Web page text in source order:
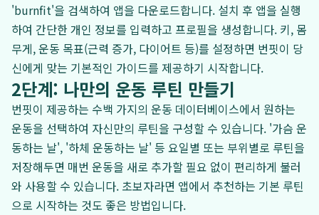
'burnfit'을 검색하여 앱을 다운로드합니다. 설치 후 앱을 실행
하여 간단한 개인 정보를 입력하고 프로필을 생성합니다. 키, 몸
무게, 운동 목표(근력 증가, 다이어트 등)를 설정하면 번핏이 당
신에게 맞는 기본적인 가이드를 제공하기 시작합니다.
2단계: 나만의 운동 루틴 만들기
번핏이 제공하는 수백 가지의 운동 데이터베이스에서 원하는
운동을 선택하여 자신만의 루틴을 구성할 수 있습니다. '가슴 운
동하는 날', '하체 운동하는 날' 등 요일별 또는 부위별로 루틴을
저장해두면 매번 운동을 새로 추가할 필요 없이 편리하게 불러
와 사용할 수 있습니다. 초보자라면 앱에서 추천하는 기본 루틴
으로 시작하는 것도 좋은 방법입니다.